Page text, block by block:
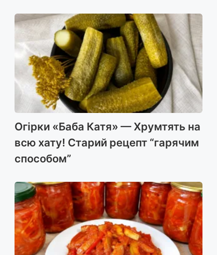
Огірки «Баба Катя» — Хрумтять на
всю хату! Старий рецепт “гарячим
способом”